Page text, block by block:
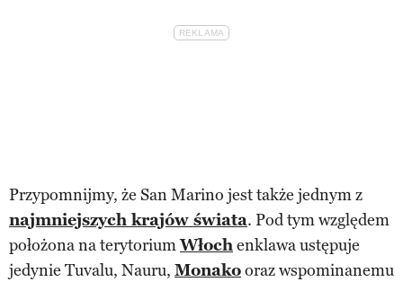
Przypomnijmy, że San Marino jest także jednym z
najmniejszych krajów świata. Pod tym względem
położona na terytoriumWłochenklawa ustępuje
jedynie Tuvalu, Nauru, Monakooraz wspominanemu